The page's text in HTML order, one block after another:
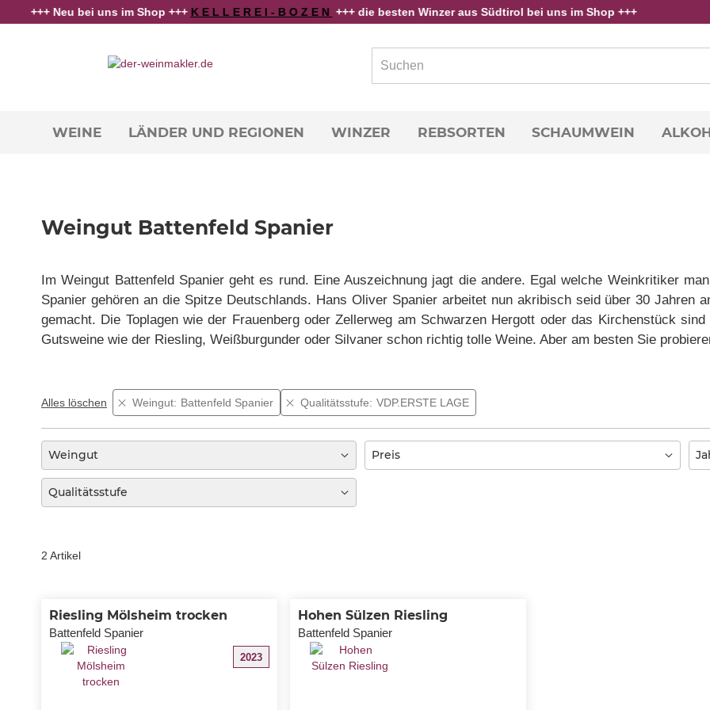
Neu bei uns im Shop +++K E L L E R E I - B O Z E N+++ die besten Winzer aus Südtirol bei uns im Shop +++
Rebsorten
Weinwissen
WEINE LÄNDER UND REGIONEN WINZER REBSORTEN SCHAUMWEIN
Weingut Battenfeld Spanier
Im Weingut Battenfeld Spanier geht es rund. Eine Auszeichnung jagt die andere. Egal welche Weinkritiker
Spanier gehören an die Spitze Deutschlands. Hans Oliver Spanier arbeitet nun akribisch seid über 30 Jahren
gemacht. Die Toplagen wie der Frauenberg oder Zellerweg am Schwarzen Hergott oder das Kirchenstück
Gutsweine wie der Riesling, Weißburgunder oder Silvaner schon richtig tolle Weine. Aber am besten Sie
2 Artikel
Riesling Mölsheim trocken
Battenfeld Spanier
2023
Hohen Sülzen Riesling
Battenfeld Spanier
Weingut Battenfeld Spanier Qualitätsstufe VDP.ERSTE LAGE
Alles löschen
Weingut Preis
Qualitätsstufe